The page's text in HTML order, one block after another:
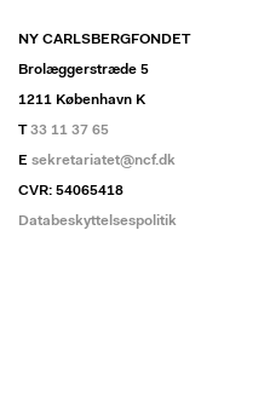
NY CARLSBERGFONDET
Brolæggerstræde 5
1211 København K
T33 11 37 65
E sekretariatet@ncf.dk
CVR: 54065418
Databeskyttelsespolitik